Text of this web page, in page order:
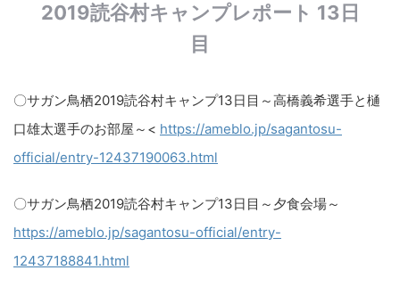
2019読谷村キャンプレポート 13日
目
〇サガン鳥栖2019読谷村キャンプ13日目～高橋義希選手と樋
口雄太選手のお部屋～​< https://ameblo.jp/sagantosu-
official/entry-12437190063.html
〇サガン鳥栖2019読谷村キャンプ13日目～夕食会場～​
https://ameblo.jp/sagantosu-official/entry-
12437188841.html